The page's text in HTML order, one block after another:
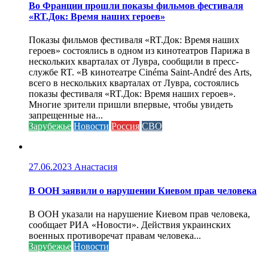
Во Франции прошли показы фильмов фестиваля
«RT.Док: Время наших героев»
Показы фильмов фестиваля «RT.Док: Время наших
героев» состоялись в одном из кинотеатров Парижа в
нескольких кварталах от Лувра, сообщили в пресс-
службе RT. «В кинотеатре Cinéma Saint-André des Arts,
всего в нескольких кварталах от Лувра, состоялись
показы фестиваля «RT.Док: Время наших героев».
Многие зрители пришли впервые, чтобы увидеть
запрещенные на...
Зарубежье Новости Россия СВО
27.06.2023 Анастасия
В ООН заявили о нарушении Киевом прав человека
В ООН указали на нарушение Киевом прав человека,
сообщает РИА «Новости». Действия украинских
военных противоречат правам человека...
Зарубежье Новости